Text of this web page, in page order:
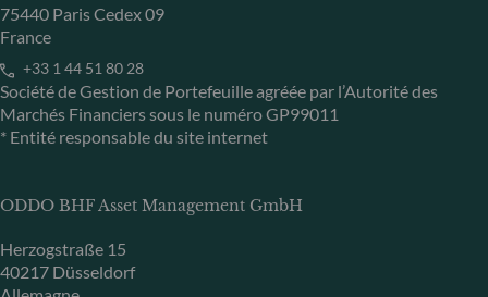
75440 Paris Cedex 09
France
+33 1 44 51 80 28
Société de Gestion de Portefeuille agréée par l’Autorité des
Marchés Financiers sous le numéro GP99011
* Entité responsable du site internet
ODDO BHF Asset Management GmbH
Herzogstraße 15
40217 Düsseldorf